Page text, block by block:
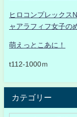
ヒロコンプレックス
ャアラフィフ女子の
萌えっとこあに！
t112-1000ｍ
カテゴリー